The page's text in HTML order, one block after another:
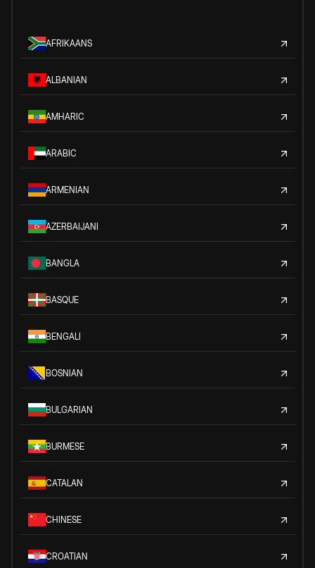
AFRIKAANS
ALBANIAN
AMHARIC
ARABIC
ARMENIAN
AZERBAIJANI
BANGLA
BASQUE
BENGALI
BOSNIAN
BULGARIAN
BURMESE
CATALAN
CHINESE
CROATIAN